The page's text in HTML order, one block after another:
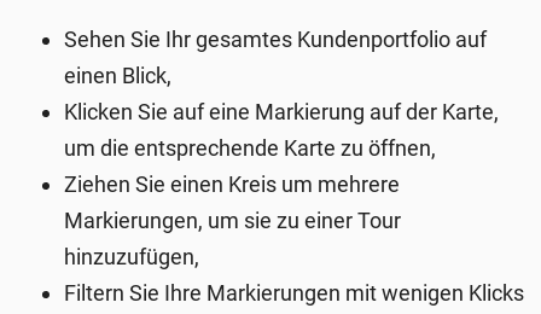
Sehen Sie Ihr gesamtes Kundenportfolio auf
einen Blick,
Klicken Sie auf eine Markierung auf der Karte,
um die entsprechende Karte zu öffnen,
Ziehen Sie einen Kreis um mehrere
Markierungen, um sie zu einer Tour
hinzuzufügen,
Filtern Sie Ihre Markierungen mit wenigen Klicks